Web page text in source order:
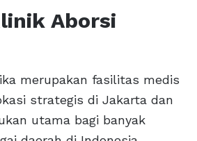
Aborsi
merupakan fasilitas medis
strategis di Jakarta dan
utama bagi banyak